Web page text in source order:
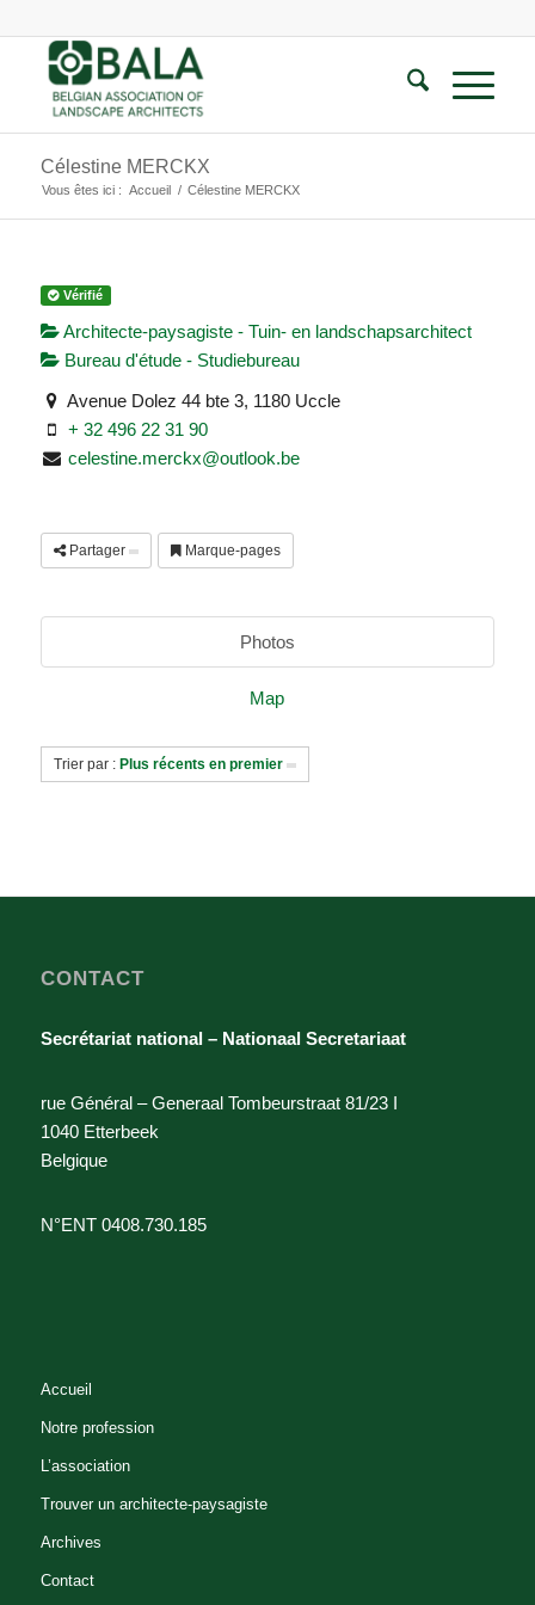
Célestine MERCKX
Vous êtes ici : Accueil / Célestine MERCKX
Vérifié
Architecte-paysagiste - Tuin- en landschapsarchitect
Bureau d'étude - Studiebureau
Avenue Dolez 44 bte 3, 1180 Uccle
+ 32 496 22 31 90
celestine.merckx@outlook.be
Partager Marque-pages
Photos
Map
Trier par : Plus récents en premier
CONTACT
Secrétariat national – Nationaal Secretariaat
rue Général – Generaal Tombeurstraat 81/23 I
1040 Etterbeek
Belgique
N°ENT 0408.730.185
Accueil
Notre profession
L’association
Trouver un architecte-paysagiste
Archives
Contact